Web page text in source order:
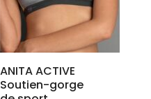
page
du
produit
ANITA ACTIVE
Soutien-gorge